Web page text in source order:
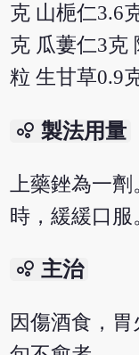
克 山梔仁3.6
克 瓜蔞仁3克
粒 生甘草0.9
bubble_chart 製法用量
上藥銼為一
時，緩緩口服
bubble_chart 主治
因傷酒食，